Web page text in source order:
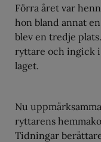
Förra året var
hon bland annat
blev en tredje
ryttare och ingick
laget.
Nu
ryttarens
Tidningar